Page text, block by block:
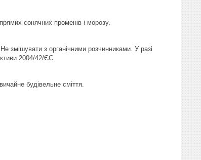
сонячних променів і морозу.
змішувати з органічними розчинниками. У разі
2004/42/ЄС.
будівельне сміття.